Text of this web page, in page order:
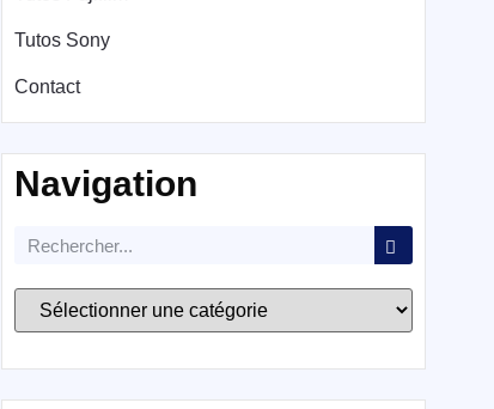
Tutos Sony
Contact
Navigation